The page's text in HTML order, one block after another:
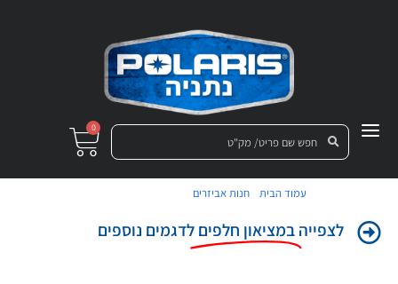
0
עמוד הבית /חנות אביזרים
לצפייהבמציאון חלפים לדגמים נוספים